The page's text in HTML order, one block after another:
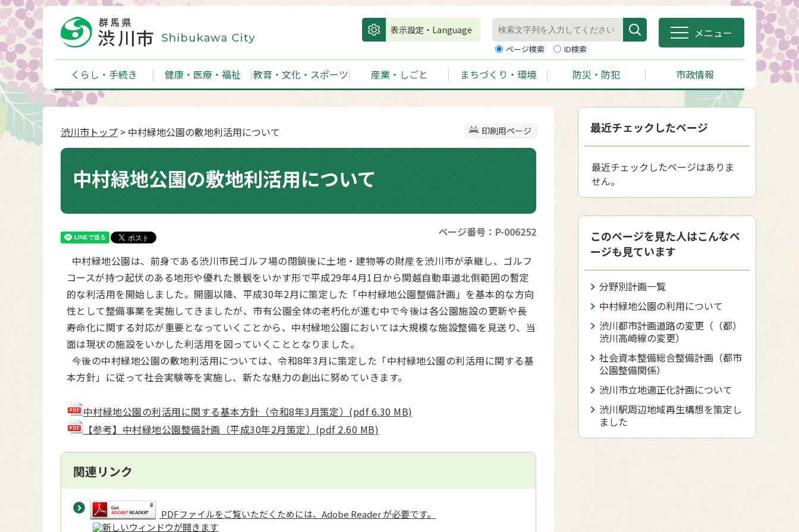
表示設定・Language
ページ検索 ID検索
メニュー
くらし・手続き 健康・医療・福祉 教育・文化・スポーツ 産業・しごと まちづくり・環境 防災・防犯 市政情報
印刷用ページ
渋川市トップ > 中村緑地公園の敷地利活用について
中村緑地公園の敷地利活用について
ページ番号：P-006252
中村緑地公園は、前身である渋川市民ゴルフ場の閉鎖後に土地・建物等の財産を渋川市が承継し、ゴルフ
コースが持つ起伏のある地形や優れた景観をいかす形で平成29年4月1日から関越自動車道北側範囲の暫定
的な利活用を開始しました。開園以降、平成30年2月に策定した「中村緑地公園整備計画」を基本的な方向
性として整備事業を実施してきましたが、市有公園全体の老朽化が進む中で今後は各公園施設の更新や長
寿命化に関する対応が重要となっていくことから、中村緑地公園においては大規模な施設整備を見送り、当
面は現状の施設をいかした利活用を図っていくこととなりました。
今後の中村緑地公園の敷地利活用については、令和8年3月に策定した「中村緑地公園の利活用に関する基
本方針」に従って社会実験等を実施し、新たな魅力の創出に努めていきます。
中村緑地公園の利活用に関する基本方針（令和8年3月策定）(pdf 6.30 MB)
【参考】中村緑地公園整備計画（平成30年2月策定）(pdf 2.60 MB)
関連リンク
PDFファイルをご覧いただくためには、Adobe Reader が必要です。
最近チェックしたページ
最近チェックしたページはありま
せん。
このページを見た人はこんなペ
ージも見ています
分野別計画一覧
中村緑地公園の利用について
渋川都市計画道路の変更（（都）
渋川高崎線の変更）
社会資本整備総合整備計画（都市
公園整備関係）
渋川市立地適正化計画について
渋川駅周辺地域再生構想を策定し
ました